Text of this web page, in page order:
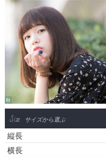
秋
Size サイズから選ぶ
縦長
横長